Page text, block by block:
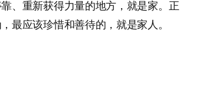
、重新获得力量的地方，就是家。正
最应该珍惜和善待的，就是家人。